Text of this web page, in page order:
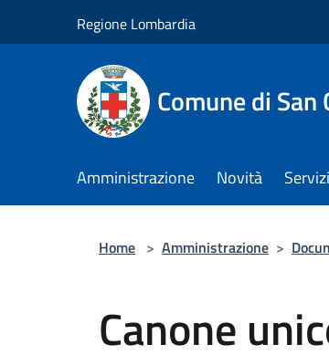
Regione Lombardia
Comune di
Amministrazione Novità Servizi
Home > Amministrazione >
Canone